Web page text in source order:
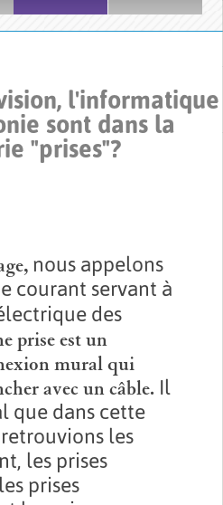
l'informatique
sont dans la
"prises"?
nous appelons
courant servant à
des
prise est un
mural qui
avec un câble. Il
que dans cette
les
les prises
prises